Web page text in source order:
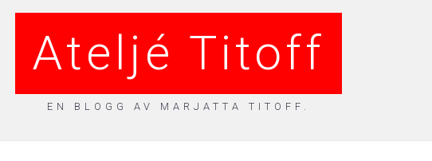
Ateljé Titoff
EN BLOGG AV MARJATTA TITOFF.